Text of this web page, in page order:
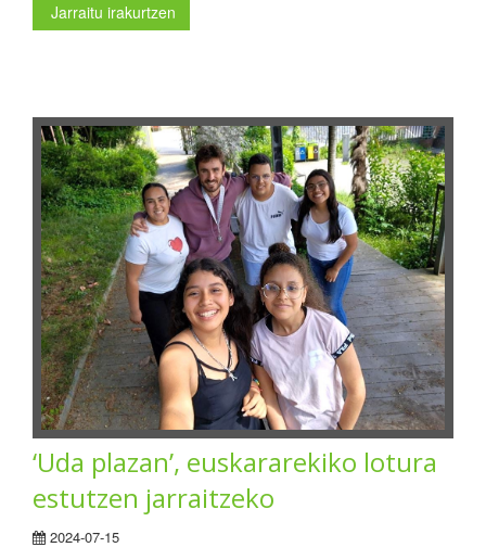
Jarraitu irakurtzen
‘Uda plazan’, euskararekiko lotura
estutzen jarraitzeko
2024-07-15